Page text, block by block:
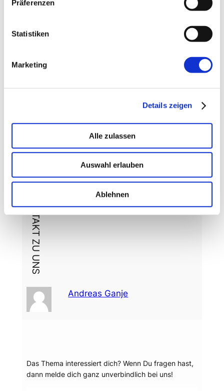
Präferenzen
Statistiken
Marketing
Details zeigen
Alle zulassen
Auswahl erlauben
Ablehnen
DEIN KONTAKT ZU UNS
Andreas Ganje
Das Thema interessiert dich? Wenn Du fragen hast,
dann melde dich ganz unverbindlich bei uns!